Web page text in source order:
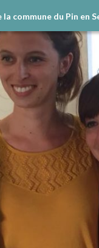
commune du Pin en